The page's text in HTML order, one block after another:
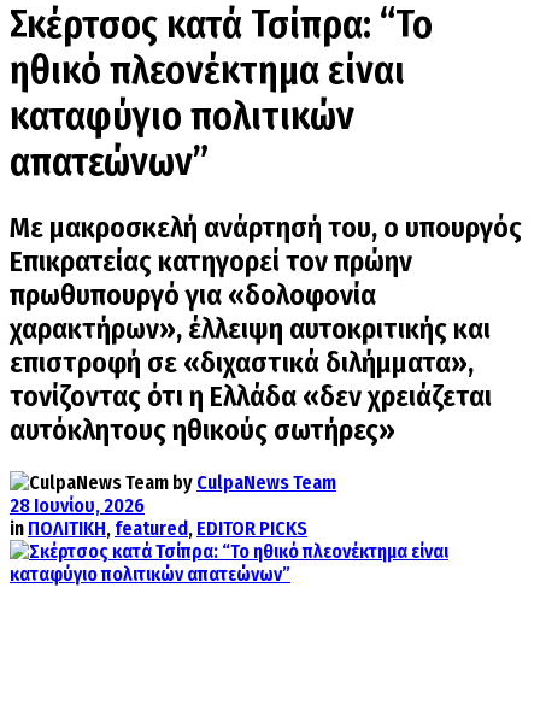
Σκέρτσος κατά Τσίπρα: “Το
ηθικό πλεονέκτημα είναι
καταφύγιο πολιτικών
απατεώνων”
Με μακροσκελή ανάρτησή του, ο υπουργός
Επικρατείας κατηγορεί τον πρώην
πρωθυπουργό για «δολοφονία
χαρακτήρων», έλλειψη αυτοκριτικής και
επιστροφή σε «διχαστικά διλήμματα»,
τονίζοντας ότι η Ελλάδα «δεν χρειάζεται
αυτόκλητους ηθικούς σωτήρες»
by CulpaNews Team
28 Ιουνίου, 2026
in ΠΟΛΙΤΙΚΗ, featured, EDITOR PICKS